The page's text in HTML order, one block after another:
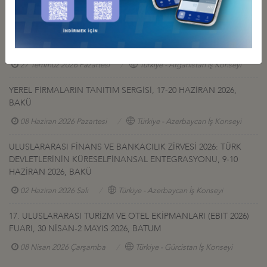
27 Temmuz 2026 Pazartesi Türkiye - Gürcistan İş Konseyi
AFGANİSTAN TALK MADEN SAHASI GELİŞTİRME İHALESİ HK
27 Temmuz 2026 Pazartesi Türkiye - Afganistan İş Konseyi
YEREL FİRMALARIN TANITIM SERGİSİ, 17-20 HAZİRAN 2026,
BAKÜ
08 Haziran 2026 Pazartesi Türkiye - Azerbaycan İş Konseyi
ULUSLARARASI FİNANS VE BANKACILIK ZİRVESİ 2026: TÜRK
DEVLETLERİNİN KÜRESELFİNANSAL ENTEGRASYONU, 9-10
HAZİRAN 2026, BAKÜ
02 Haziran 2026 Salı Türkiye - Azerbaycan İş Konseyi
17. ULUSLARARASI TURİZM VE OTEL EKİPMANLARI (EBIT 2026)
FUARI, 30 NİSAN-2 MAYIS 2026, BATUM
08 Nisan 2026 Çarşamba Türkiye - Gürcistan İş Konseyi